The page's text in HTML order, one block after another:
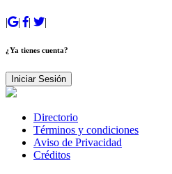
| | | |
¿Ya tienes cuenta?
Iniciar Sesión
Directorio
Términos y condiciones
Aviso de Privacidad
Créditos